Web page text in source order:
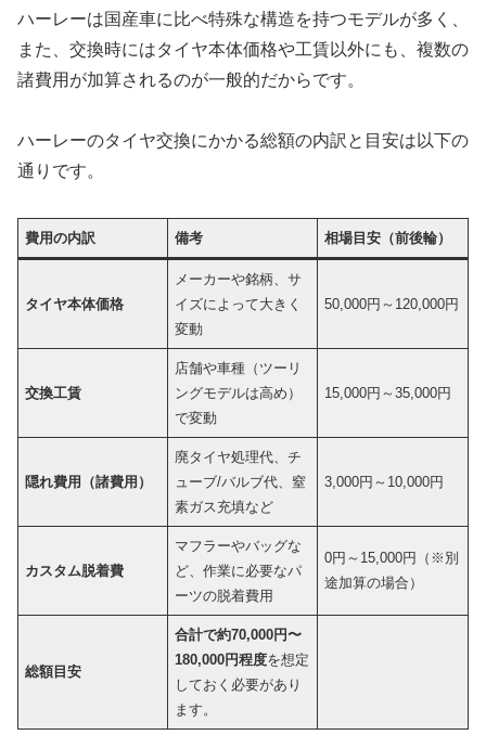
ハーレーは国産車に比べ特殊な構造を持つモデルが多く、
また、交換時にはタイヤ本体価格や工賃以外にも、複数の
諸費用が加算されるのが一般的だからです。
ハーレーのタイヤ交換にかかる総額の内訳と目安は以下の
通りです。
費用の内訳 備考 相場目安（前後輪）
タイヤ本体価格
メーカーや銘柄、サ
イズによって大きく
変動
50,000円～120,000円
交換工賃
店舗や車種（ツーリ
ングモデルは高め）
で変動
15,000円～35,000円
隠れ費用（諸費用）
廃タイヤ処理代、チ
ューブ/バルブ代、窒
素ガス充填など
3,000円～10,000円
カスタム脱着費
マフラーやバッグな
ど、作業に必要なパ
ーツの脱着費用
0円～15,000円（※別
途加算の場合）
総額目安
合計で約70,000円〜
180,000円程度を想定
しておく必要があり
ます。